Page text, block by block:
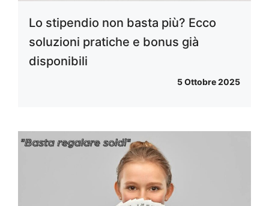
Lo stipendio non basta più? Ecco
soluzioni pratiche e bonus già
disponibili
5 Ottobre 2025